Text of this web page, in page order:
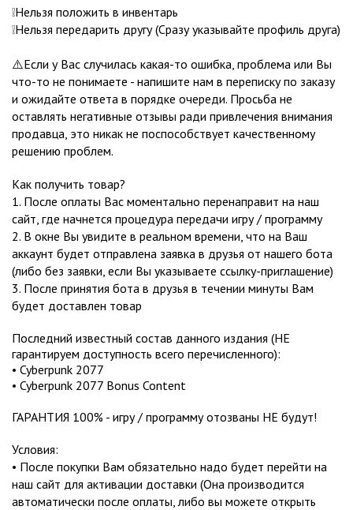
❕Нельзя положить в инвентарь
❕Нельзя передарить другу (Сразу указывайте профиль друга)
⚠️Если у Вас случилась какая-то ошибка, проблема или Вы
что-то не понимаете - напишите нам в переписку по заказу
и ожидайте ответа в порядке очереди. Просьба не
оставлять негативные отзывы ради привлечения внимания
продавца, это никак не поспособствует качественному
решению проблем.
Как получить товар?
1. После оплаты Вас моментально перенаправит на наш
сайт, где начнется процедура передачи игру / программу
2. В окне Вы увидите в реальном времени, что на Ваш
аккаунт будет отправлена заявка в друзья от нашего бота
(либо без заявки, если Вы указываете ссылку-приглашение)
3. После принятия бота в друзья в течении минуты Вам
будет доставлен товар
Последний известный состав данного издания (НЕ
гарантируем доступность всего перечисленного):
• Cyberpunk 2077
• Cyberpunk 2077 Bonus Content
ГАРАНТИЯ 100% - игру / программу отозваны НЕ будут!
Условия:
• После покупки Вам обязательно надо будет перейти на
наш сайт для активации доставки (Она производится
автоматически после оплаты, либо вы можете открыть